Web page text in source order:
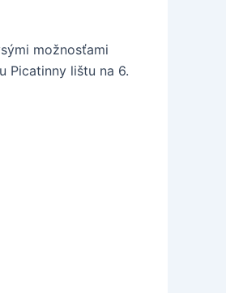
možnosťami
Picatinny lištu na 6.